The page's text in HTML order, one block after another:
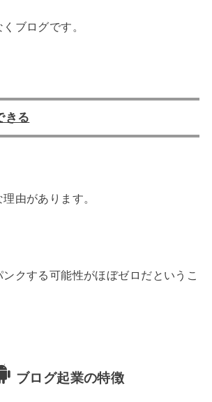
ブログです。
きる
由があります。
クする可能性がほぼゼロだというこ
ブログ起業の特徴